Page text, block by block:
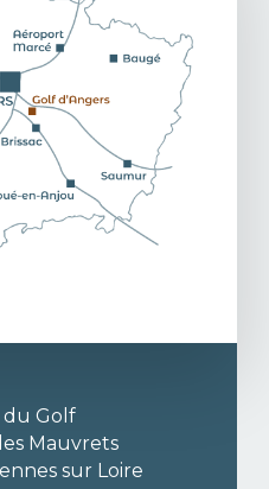
du Golf
Mauvrets
sur Loire